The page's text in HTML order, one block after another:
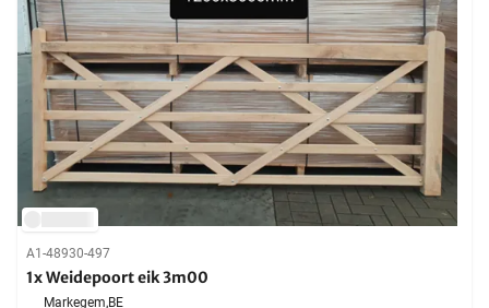
A1-48930-497
1x Weidepoort eik 3m00
Markegem,BE